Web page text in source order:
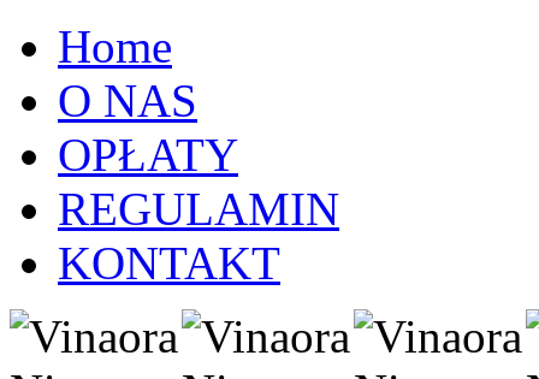
Home
O NAS
OPŁATY
REGULAMIN
KONTAKT